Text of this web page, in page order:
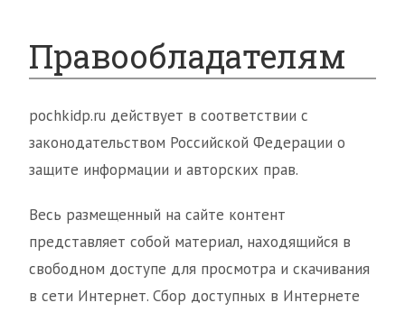
Правообладателям
pochkidp.ru действует в соответствии с
законодательством Российской Федерации о
защите информации и авторских прав.
Весь размещенный на сайте контент
представляет собой материал, находящийся в
свободном доступе для просмотра и скачивания
в сети Интернет. Сбор доступных в Интернете